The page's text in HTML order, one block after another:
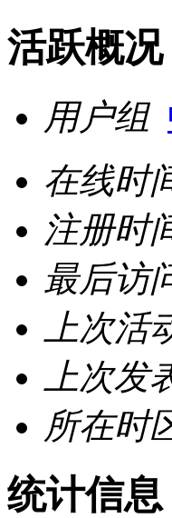
活跃概况
用户组
在线时
注册时
最后访
上次活
上次发
所在时
统计信息